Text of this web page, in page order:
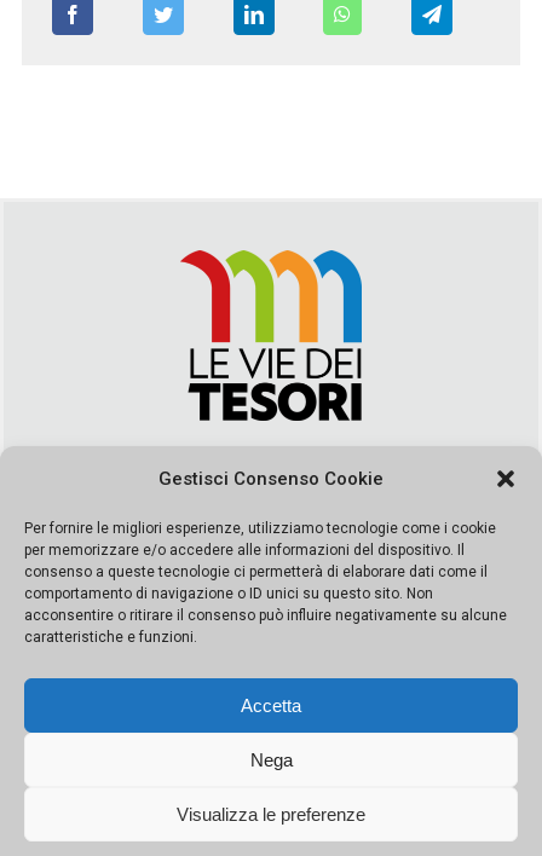
Gestisci Consenso Cookie
Per fornire le migliori esperienze, utilizziamo tecnologie come i cookie
per memorizzare e/o accedere alle informazioni del dispositivo. Il
consenso a queste tecnologie ci permetterà di elaborare dati come il
comportamento di navigazione o ID unici su questo sito. Non
acconsentire o ritirare il consenso può influire negativamente su alcune
caratteristiche e funzioni.
Accetta
Nega
Visualizza le preferenze
segreteria@leviedeitesori.it
Direttore ResponsabileMarcello Barbaro – Aut. del tribunale di
Palermo n. 19 del 2017 iscrizione al roc numero 37003 Editore
Porta Felice Srl. Sede legale: Via Libertà 93 – 90143 Palermo
Società iscritta alla Camera di Commercio di Palermo Ufficio
065228208251 Capitale 10000 euro IV
© Copyright Porta Felice | Le Vie dei Tesori. Tutti i diritti riservati |Privacy Policy